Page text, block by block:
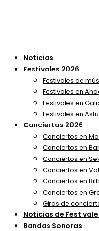
Noticias
Festivales 2026
Festivales de
Festivales en
Festivales en
Festivales en
Conciertos 2026
Conciertos en
Conciertos en
Conciertos en
Conciertos en
Conciertos en
Conciertos en
Giras de
Noticias de
Bandas Sonoras